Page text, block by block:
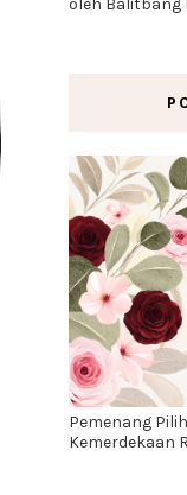
oleh Balitbang
Pemenang
Kemerdekaan